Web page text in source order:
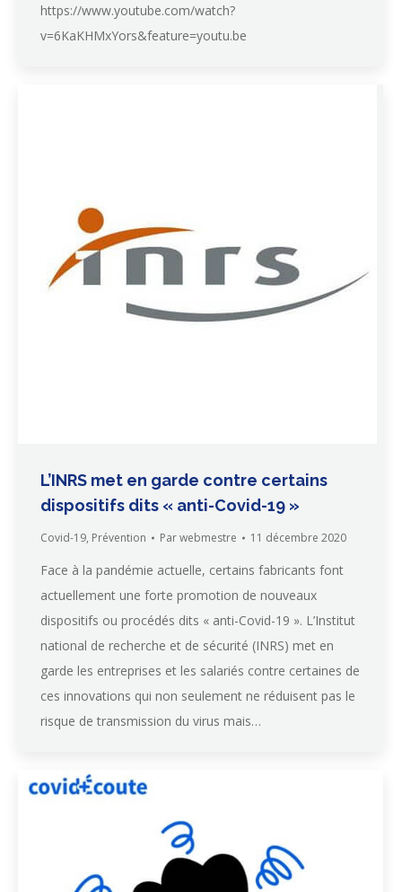
https://www.youtube.com/watch?
v=6KaKHMxYors&feature=youtu.be
L’INRS met en garde contre certains
dispositifs dits « anti-Covid-19 »
Covid-19, Prévention Parwebmestre 11 décembre 2020
Face à la pandémie actuelle, certains fabricants font
actuellement une forte promotion de nouveaux
dispositifs ou procédés dits « anti-Covid-19 ». L’Institut
national de recherche et de sécurité (INRS) met en
garde les entreprises et les salariés contre certaines de
ces innovations qui non seulement ne réduisent pas le
risque de transmission du virus mais…